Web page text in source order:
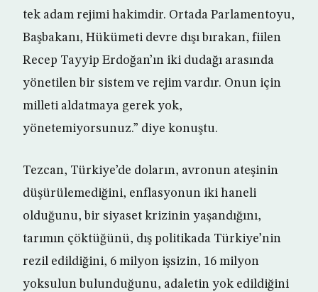
tek adam rejimi hakimdir. Ortada Parlamentoyu,
Başbakanı, Hükümeti devre dışı bırakan, fiilen
Recep Tayyip Erdoğan’ın iki dudağı arasında
yönetilen bir sistem ve rejim vardır. Onun için
milleti aldatmaya gerek yok,
yönetemiyorsunuz.” diye konuştu.
Tezcan, Türkiye’de doların, avronun ateşinin
düşürülemediğini, enflasyonun iki haneli
olduğunu, bir siyaset krizinin yaşandığını,
tarımın çöktüğünü, dış politikada Türkiye’nin
rezil edildiğini, 6 milyon işsizin, 16 milyon
yoksulun bulunduğunu, adaletin yok edildiğini